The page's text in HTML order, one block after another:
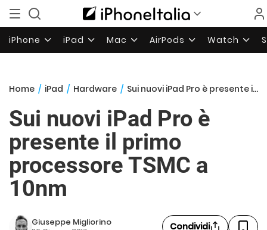
iPhone iPad Mac AirPods Watch
Home / iPad / Hardware / Sui nuovi iPad Pro è presente il primo processore TSMC a 10nm
Sui nuovi iPad Pro è
presente il primo
processore TSMC a
10nm
Giuseppe Migliorino Condividi